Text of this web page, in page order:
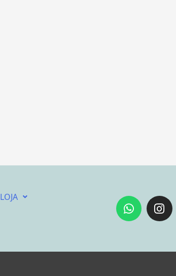
LOJA